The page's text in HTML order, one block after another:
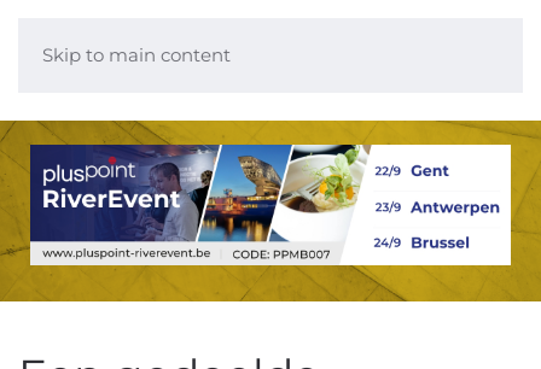
Skip to main content